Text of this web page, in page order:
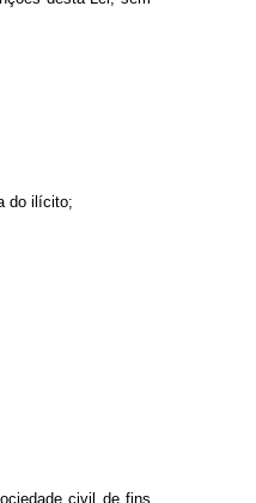
do ilícito;
civil de fins